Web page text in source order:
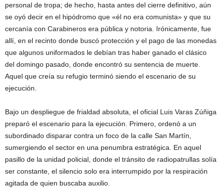
personal de tropa; de hecho, hasta antes del cierre definitivo, aún
se oyó decir en el hipódromo que «él no era comunista» y que su
cercanía con Carabineros era pública y notoria. Irónicamente, fue
allí, en el recinto donde buscó protección y el pago de las monedas
que algunos uniformados le debían tras haber ganado el clásico
del domingo pasado, donde encontró su sentencia de muerte.
Aquel que creía su refugio terminó siendo el escenario de su
ejecución.
Bajo un despliegue de frialdad absoluta, el oficial Luis Varas Zúñiga
preparó el escenario para la ejecución. Primero, ordenó a un
subordinado disparar contra un foco de la calle San Martín,
sumergiendo el sector en una penumbra estratégica. En aquel
pasillo de la unidad policial, donde el tránsito de radiopatrullas solía
ser constante, el silencio solo era interrumpido por la respiración
agitada de quien buscaba auxilio.